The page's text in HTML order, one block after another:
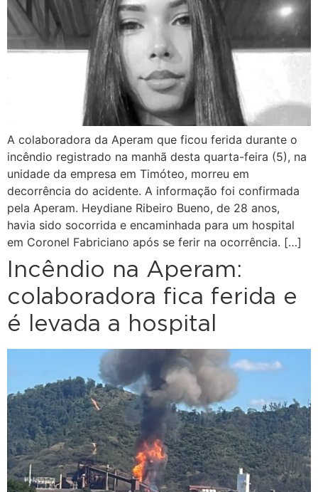
A colaboradora da Aperam que ficou ferida durante o
incêndio registrado na manhã desta quarta-feira (5), na
unidade da empresa em Timóteo, morreu em
decorrência do acidente. A informação foi confirmada
pela Aperam. Heydiane Ribeiro Bueno, de 28 anos,
havia sido socorrida e encaminhada para um hospital
em Coronel Fabriciano após se ferir na ocorrência. […]
Incêndio na Aperam:
colaboradora fica ferida e
é levada a hospital